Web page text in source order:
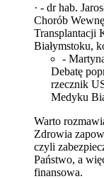
· - dr hab.
Chorób
Transplantacji
Białymstoku,
-
Debatę
rzecznik
Medyku
Warto
Zdrowia
czyli
Państwo, a
finansowa.